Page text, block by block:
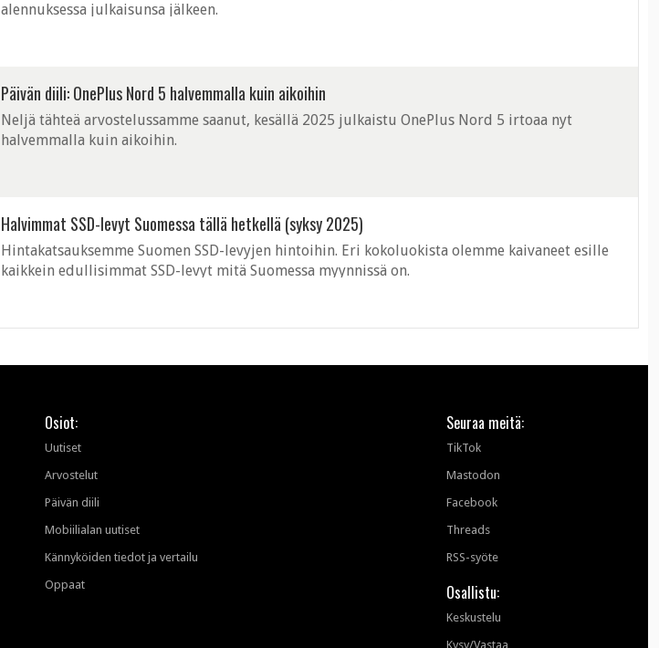
alennuksessa julkaisunsa jälkeen.
Päivän diili: OnePlus Nord 5 halvemmalla kuin aikoihin
Neljä tähteä arvostelussamme saanut, kesällä 2025 julkaistu OnePlus Nord 5 irtoaa nyt
halvemmalla kuin aikoihin.
Halvimmat SSD-levyt Suomessa tällä hetkellä (syksy 2025)
Hintakatsauksemme Suomen SSD-levyjen hintoihin. Eri kokoluokista olemme kaivaneet esille
kaikkein edullisimmat SSD-levyt mitä Suomessa myynnissä on.
Osiot:
Uutiset
Arvostelut
Päivän diili
Mobiilialan uutiset
Kännyköiden tiedot ja vertailu
Oppaat
Seuraa meitä:
TikTok
Mastodon
Facebook
Threads
RSS-syöte
Osallistu:
Keskustelu
Kysy/Vastaa